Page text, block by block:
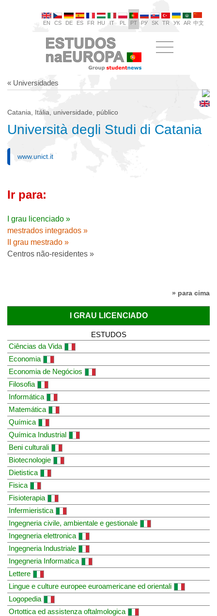
EN CS DE ES FR HU IT PL PT РУ SK TR УК AR 中文
« Universidades
Catania, Itália, universidade, público
Università degli Studi di Catania
www.unict.it
Ir para:
I grau licenciado »
mestrados integrados »
II grau mestrado »
Centros não-residentes »
» para cima
I GRAU LICENCIADO
ESTUDOS
Ciências da Vida
Economia
Economia de Negócios
Filosofia
Informática
Matemática
Química
Química Industrial
Beni culturali
Biotecnologie
Dietistica
Fisica
Fisioterapia
Infermieristica
Ingegneria civile, ambientale e gestionale
Ingegneria elettronica
Ingegneria Industriale
Ingegneria Informatica
Lettere
Lingue e culture europee euroamericane ed orientali
Logopedia
Ortottica ed assistenza oftalmologica